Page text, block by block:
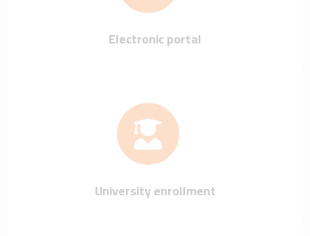
Electronic portal
University enrollment